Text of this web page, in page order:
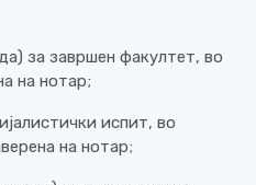
за завршен факултет, во
на нотар;
испит, во
на нотар;